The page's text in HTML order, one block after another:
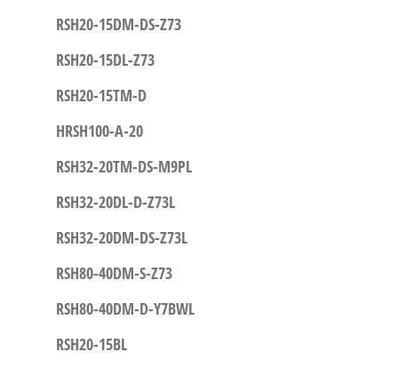
RSH20-15DM-DS-Z73
RSH20-15DL-Z73
RSH20-15TM-D
HRSH100-A-20
RSH32-20TM-DS-M9PL
RSH32-20DL-D-Z73L
RSH32-20DM-DS-Z73L
RSH80-40DM-S-Z73
RSH80-40DM-D-Y7BWL
RSH20-15BL